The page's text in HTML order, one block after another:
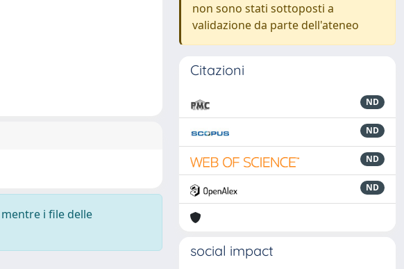
mentre i file delle
non sono stati sottoposti a
validazione da parte dell'ateneo
Citazioni
ND
ND
ND
ND
social impact